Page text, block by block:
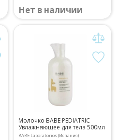
Нет в наличии
Молочко BABE PEDIATRIC
Увлажняющее для тела 500мл
BABE Laboratorios (Испания)